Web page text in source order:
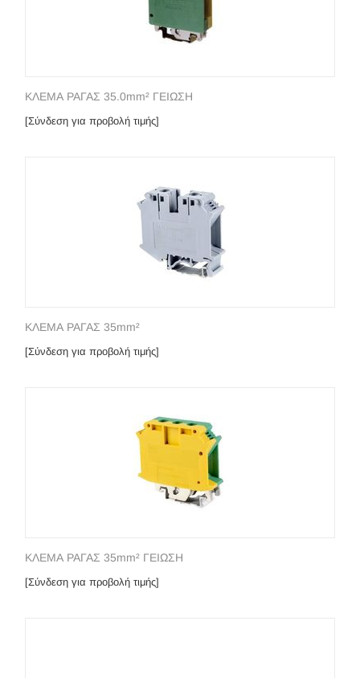
ΚΛΕΜΑ ΡΑΓΑΣ 35.0mm² ΓΕΙΩΣΗ
[Σύνδεση για προβολή τιμής]
ΚΛΕΜΑ ΡΑΓΑΣ 35mm²
[Σύνδεση για προβολή τιμής]
ΚΛΕΜΑ ΡΑΓΑΣ 35mm² ΓΕΙΩΣΗ
[Σύνδεση για προβολή τιμής]